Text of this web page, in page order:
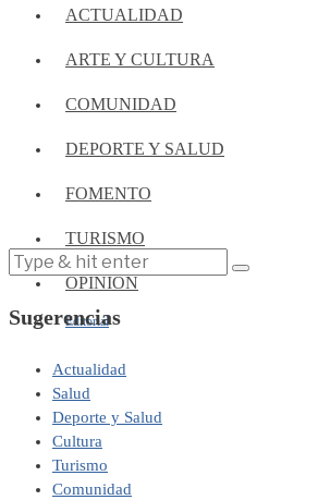
ACTUALIDAD
ARTE Y CULTURA
COMUNIDAD
DEPORTE Y SALUD
FOMENTO
TURISMO
OPINIÓN
Editorial
Sugerencias
Actualidad
Salud
Deporte y Salud
Cultura
Turismo
Comunidad